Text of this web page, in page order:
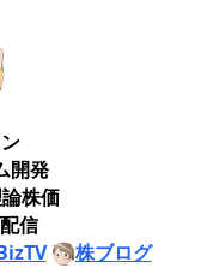
開発
株価
信
株ブログ